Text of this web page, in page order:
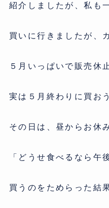
紹介しましたが、私も
買いに行きましたが、
５月いっぱいで販売休
実は５月終わりに買お
その日は、昼からお休
「どうせ食べるなら午
買うのをためらった結